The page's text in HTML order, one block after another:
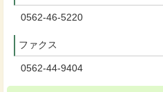
0562-46-5220
ファクス
0562-44-9404